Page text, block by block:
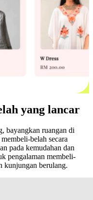
yang lancar
bayangkan ruangan di
belah secara
pada kemudahan dan
pengalaman membeli-
kunjungan berulang.